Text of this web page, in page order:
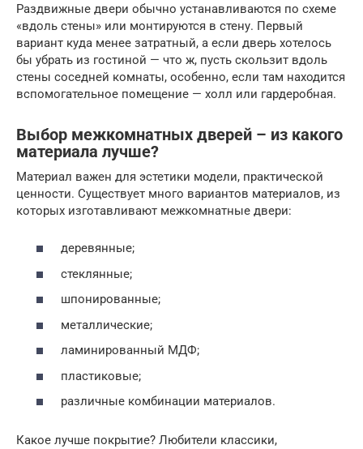
Раздвижные двери обычно устанавливаются по схеме
«вдоль стены» или монтируются в стену. Первый
вариант куда менее затратный, а если дверь хотелось
бы убрать из гостиной — что ж, пусть скользит вдоль
стены соседней комнаты, особенно, если там находится
вспомогательное помещение — холл или гардеробная.
Выбор межкомнатных дверей – из какого
материала лучше?
Материал важен для эстетики модели, практической
ценности. Существует много вариантов материалов, из
которых изготавливают межкомнатные двери:
деревянные;
стеклянные;
шпонированные;
металлические;
ламинированный МДФ;
пластиковые;
различные комбинации материалов.
Какое лучше покрытие? Любители классики,